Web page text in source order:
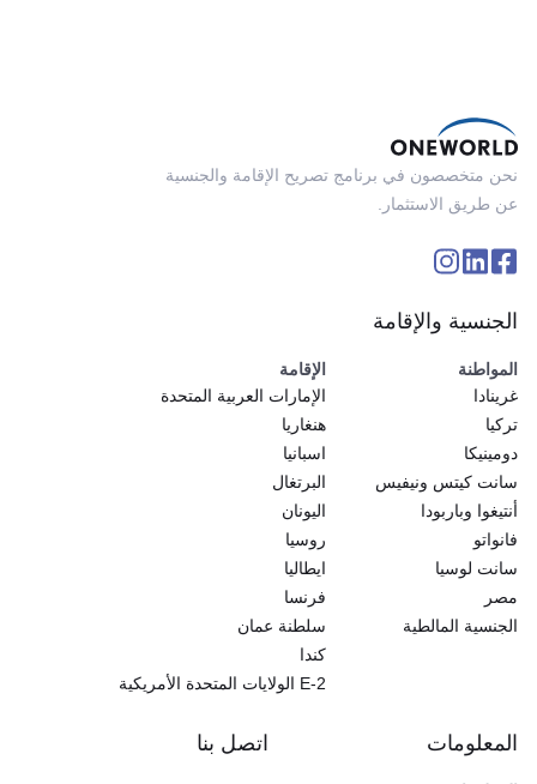
نحن متخصصون في برنامج تصريح الإقامة والجنسية
عن طريق الاستثمار.
الجنسية والإقامة
المواطنة
غرينادا
تركيا
دومينيكا
سانت كيتس ونيفيس
أنتيغوا وباربودا
فانواتو
سانت لوسيا
مصر
الجنسية المالطية
الإقامة
الإمارات العربية المتحدة
هنغاريا
اسبانيا
البرتغال
اليونان
روسيا
ايطاليا
فرنسا
سلطنة عمان
كندا
E-2 الولايات المتحدة الأمريكية
المعلومات اتصل بنا